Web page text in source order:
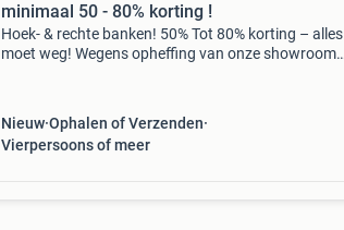
minimaal 50 - 80% korting !
Hoek- & rechte banken! 50% Tot 80% korting – alles
moet weg! Wegens opheffing van onze showroom
Nieuw Ophalen of Verzenden
Vierpersoons of meer